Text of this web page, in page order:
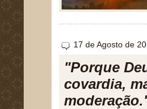
17 de Agosto de
"Porque
covardia,